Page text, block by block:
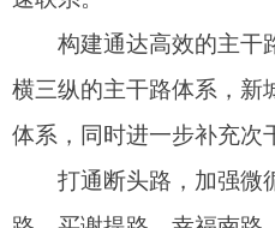
的淡黄、暖灰和驼色系作为基
色彩宜采用高明度、中低彩度
为基色调；老城公共建筑整体
氛围为主，建议使用石材作为
底蕴，新城公共建筑充分结合